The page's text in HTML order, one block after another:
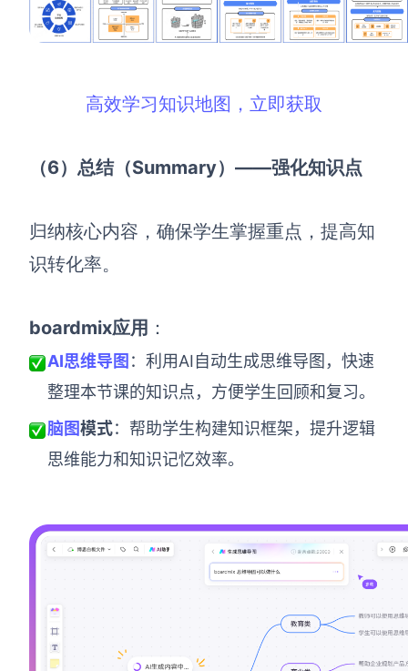
高效学习知识地图，立即获取
（6）总结（Summary）——强化知识点
归纳核心内容，确保学生掌握重点，提高知
识转化率。
boardmix应用 ：
AI思维导图 ：利用AI自动生成思维导图，快速
整理本节课的知识点，方便学生回顾和复习。
脑图模式：帮助学生构建知识框架，提升逻辑
思维能力和知识记忆效率。